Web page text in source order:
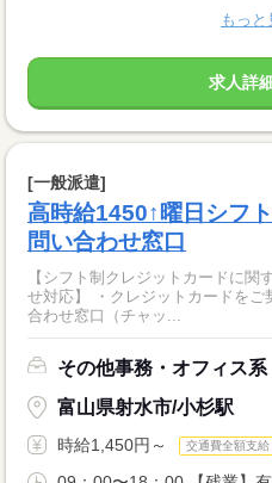
もっと
求人詳
[一般派遣]
高時給1450↑曜日シフ
問い合わせ窓口
【シフト制クレジットカードに
せ対応】 ・クレジットカードを
合わせ窓口（チャッ...
その他事務・オフィス系
富山県射水市/小杉駅
時給1,450円～ 交通費全額支給